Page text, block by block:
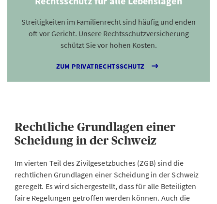
Streitigkeiten im Familienrecht sind häufig und enden
oft vor Gericht. Unsere Rechtsschutzversicherung
schützt Sie vor hohen Kosten.
ZUM PRIVATRECHTSSCHUTZ
Rechtliche Grundlagen einer
Scheidung in der Schweiz
Im vierten Teil des Zivilgesetzbuches (ZGB) sind die
rechtlichen Grundlagen einer Scheidung in der Schweiz
geregelt. Es wird sichergestellt, dass für alle Beteiligten
faire Regelungen getroffen werden können. Auch die